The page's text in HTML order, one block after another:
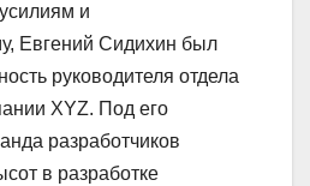
и
Евгений Сидихин был
руководителя отдела
XYZ. Под его
разработчиков
в разработке